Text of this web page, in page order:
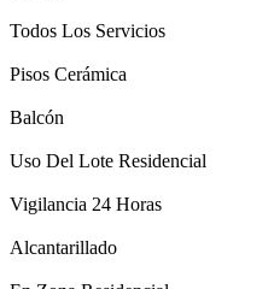
Todos Los Servicios
Pisos Cerámica
Balcón
Uso Del Lote Residencial
Vigilancia 24 Horas
Alcantarillado